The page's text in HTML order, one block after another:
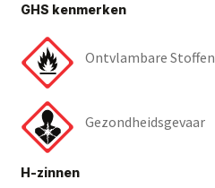
GHS kenmerken
Ontvlambare Stoffen
Gezondheidsgevaar
H-zinnen